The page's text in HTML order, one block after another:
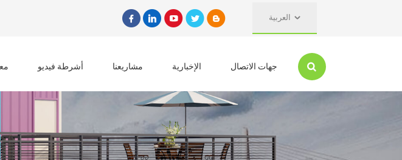
العربية
أشرطة فيديو مشاريعنا الإخبارية جهات الاتصال